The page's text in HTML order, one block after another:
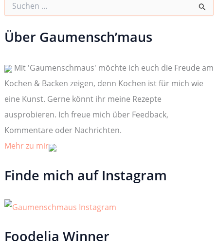
h
e
a
c
h
:
Über Gaumensch’maus
Mit 'Gaumenschmaus' möchte ich euch die Freude am
Kochen & Backen zeigen, denn Kochen ist für mich wie
eine Kunst. Gerne könnt ihr meine Rezepte
ausprobieren. Ich freue mich über Feedback,
Kommentare oder Nachrichten.
Mehr zu mir
Finde mich auf Instagram
Foodelia Winner